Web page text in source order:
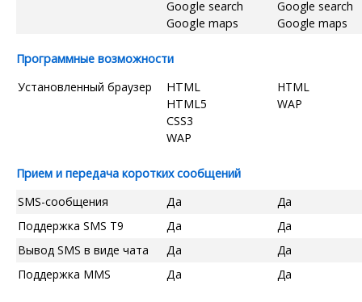
Google search
Google maps
Google search
Google maps
Программные возможности
Установленный браузер
HTML
HTML5
CSS3
WAP
HTML
WAP
Прием и передача коротких сообщений
SMS-сообщения
Да
Да
Поддержка SMS T9
Да
Да
Вывод SMS в виде чата
Да
Да
Поддержка MMS
Да Да